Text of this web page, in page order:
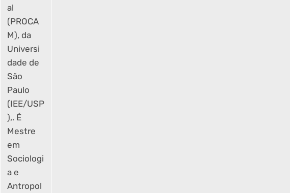
al
(PROCA
M), da
Universi
dade de
São
Paulo
(IEE/USP
),. É
Mestre
em
Sociologi
a e
Antropol